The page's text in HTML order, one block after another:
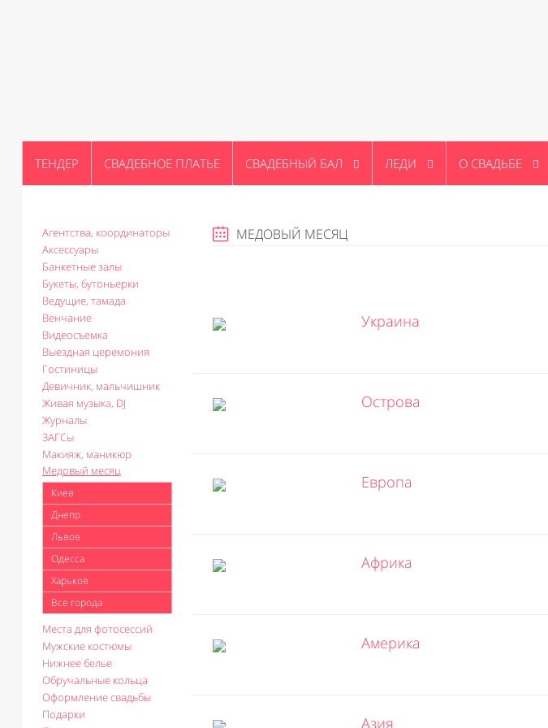
ТЕНДЕР СВАДЕБНОЕ ПЛАТЬЕ СВАДЕБНЫЙ БАЛ ЛЕДИ О СВАДЬБЕ
Агентства, координаторы
Аксессуары
Банкетные залы
Букеты, бутоньерки
Ведущие, тамада
Венчание
Видеосъемка
Выездная церемония
Гостиницы
Девичник, мальчишник
Живая музыка, DJ
Журналы
ЗАГСы
Макияж, маникюр
Медовый месяц
Киев
Днепр
Львов
Одесса
Харьков
Все города
Места для фотосессий
Мужские костюмы
Нижнее белье
Обручальные кольца
Оформление свадьбы
Подарки
МЕДОВЫЙ МЕСЯЦ
Украина
Острова
Европа
Африка
Америка
Азия